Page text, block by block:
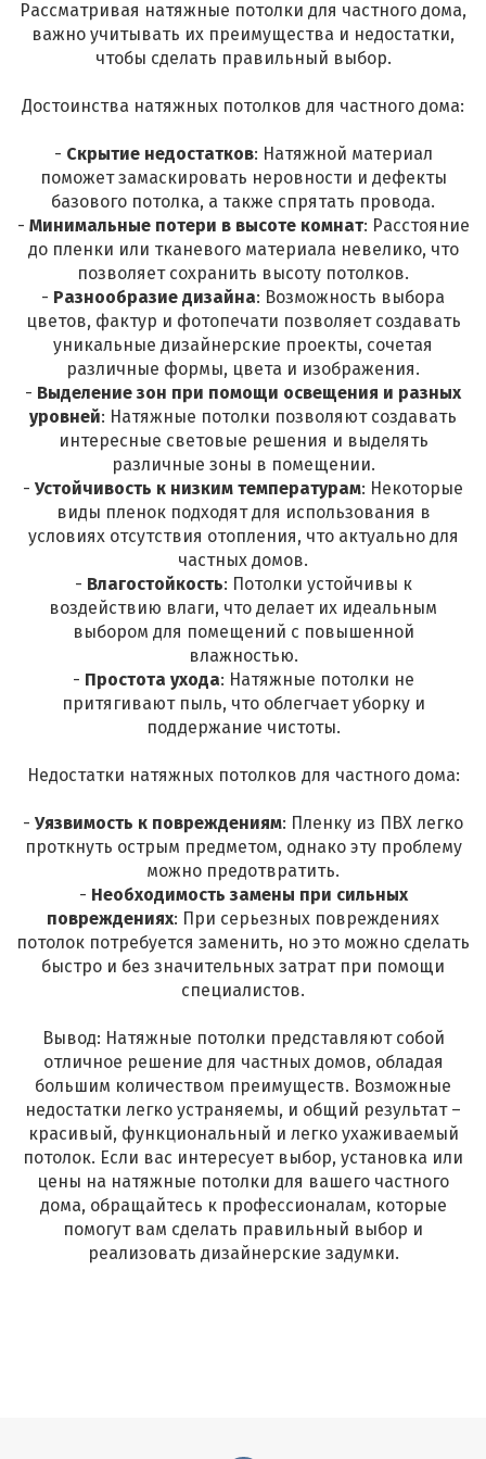
Рассматривая натяжные потолки для частного дома,
важно учитывать их преимущества и недостатки,
чтобы сделать правильный выбор.
Достоинства натяжных потолков для частного дома:
- Скрытие недостатков: Натяжной материал
поможет замаскировать неровности и дефекты
базового потолка, а также спрятать провода.
- Минимальные потери в высоте комнат: Расстояние
до пленки или тканевого материала невелико, что
позволяет сохранить высоту потолков.
- Разнообразие дизайна: Возможность выбора
цветов, фактур и фотопечати позволяет создавать
уникальные дизайнерские проекты, сочетая
различные формы, цвета и изображения.
- Выделение зон при помощи освещения и разных
уровней: Натяжные потолки позволяют создавать
интересные световые решения и выделять
различные зоны в помещении.
- Устойчивость к низким температурам: Некоторые
виды пленок подходят для использования в
условиях отсутствия отопления, что актуально для
частных домов.
- Влагостойкость: Потолки устойчивы к
воздействию влаги, что делает их идеальным
выбором для помещений с повышенной
влажностью.
- Простота ухода: Натяжные потолки не
притягивают пыль, что облегчает уборку и
поддержание чистоты.
Недостатки натяжных потолков для частного дома:
- Уязвимость к повреждениям: Пленку из ПВХ легко
проткнуть острым предметом, однако эту проблему
можно предотвратить.
- Необходимость замены при сильных
повреждениях: При серьезных повреждениях
потолок потребуется заменить, но это можно сделать
быстро и без значительных затрат при помощи
специалистов.
Вывод: Натяжные потолки представляют собой
отличное решение для частных домов, обладая
большим количеством преимуществ. Возможные
недостатки легко устраняемы, и общий результат –
красивый, функциональный и легко ухаживаемый
потолок. Если вас интересует выбор, установка или
цены на натяжные потолки для вашего частного
дома, обращайтесь к профессионалам, которые
помогут вам сделать правильный выбор и
реализовать дизайнерские задумки.